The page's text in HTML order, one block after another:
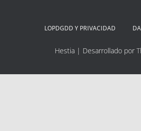
LOPDGDD Y PRIVACIDAD
Hestia | Desarrollado por